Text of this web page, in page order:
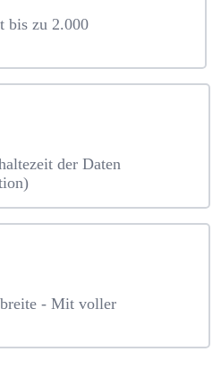
bis zu 2.000
der Daten
- Mit voller